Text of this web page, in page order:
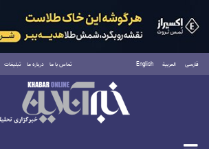
فارسی العربية English تماس با ما درباره ما تبلیغات
پنجشنبه ۱۵ مرداد ۱۴۰۵